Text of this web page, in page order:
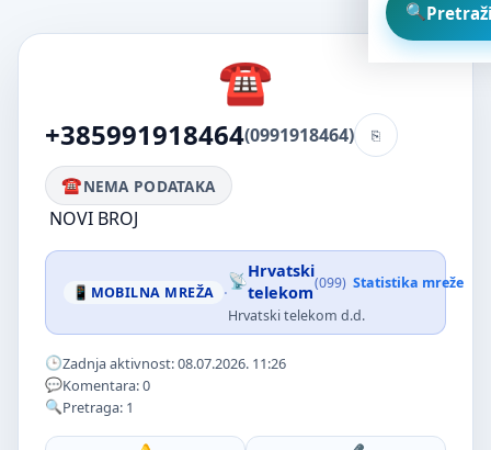
+385991918464(0991918464)
NEMA PODATAKA
NOVI BROJ
MOBILNA MREŽA ·
Hrvatski
telekom(099) Statistika mreže
Hrvatski telekom d.d.
Zadnja aktivnost: 08.07.2026. 11:26
Komentara: 0
Pretraga: 1